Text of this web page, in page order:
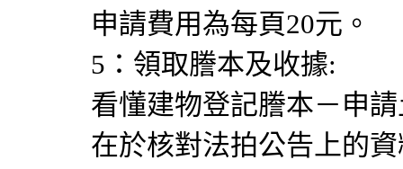
申請費用為每頁20元。
5：領取謄本及收據:
看懂建物登記謄本－申
在於核對法拍公告上的